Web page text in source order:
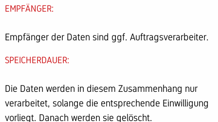
EMPFÄNGER:
Empfänger der Daten sind ggf. Auftragsverarbeiter.
SPEICHERDAUER:
Die Daten werden in diesem Zusammenhang nur
verarbeitet, solange die entsprechende Einwilligung
vorliegt. Danach werden sie gelöscht.